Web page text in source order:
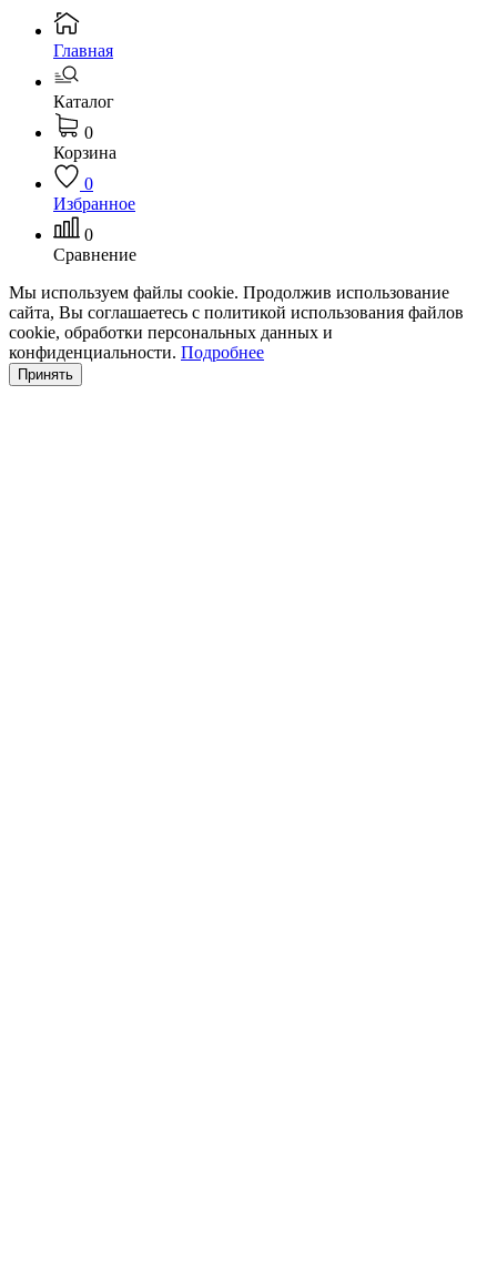
Главная
Каталог
0
Корзина
0
Избранное
0
Сравнение
Мы используем файлы cookie. Продолжив использование
сайта, Вы соглашаетесь с политикой использования файлов
cookie, обработки персональных данных и
конфиденциальности. Подробнее
Принять